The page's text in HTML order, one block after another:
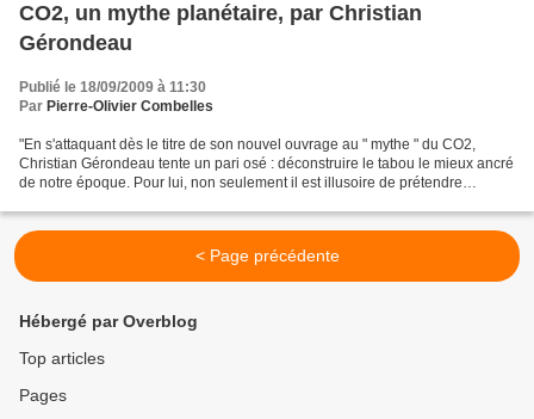
CO2, un mythe planétaire, par Christian
Gérondeau
Publié le 18/09/2009 à 11:30
Par Pierre-Olivier Combelles
"En s'attaquant dès le titre de son nouvel ouvrage au " mythe " du CO2,
Christian Gérondeau tente un pari osé : déconstruire le tabou le mieux ancré
de notre époque. Pour lui, non seulement il est illusoire de prétendre
< Page précédente
Hébergé par Overblog
Top articles
Pages